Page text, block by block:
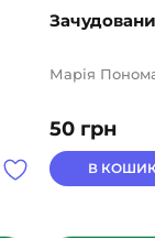
50 грн
Марія
В КОШИК